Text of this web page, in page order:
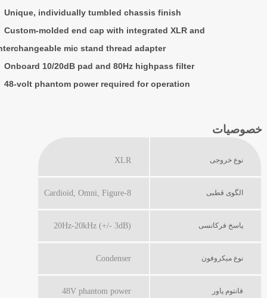
Unique, individually tumbled chassis finish
Custom-molded end cap with integrated XLR and
mic stand thread adapter
Onboard 10/20dB pad and 80Hz highpass filter
48-volt phantom power required for operation
خصوصیات
نوع خروجی XLR
الگوی قطبی Cardioid, Omni, Figure-8
پاسخ فرکانسی 20Hz-20kHz (+/- 3dB)
نوع میکروفون Condenser
فانتوم پاور 48V phantom power